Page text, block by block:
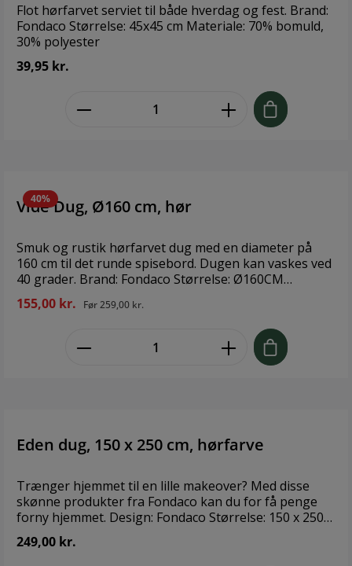
Flot hørfarvet serviet til både hverdag og fest. Brand:
Fondaco Størrelse: 45x45 cm Materiale: 70% bomuld,
30% polyester
39,95 kr.
40%
Vide Dug, Ø160 cm, hør
Smuk og rustik hørfarvet dug med en diameter på
160 cm til det runde spisebord. Dugen kan vaskes ved
40 grader. Brand: Fondaco Størrelse: Ø160CM
Materiale: 90% genanvendt bomuld, 10% genanvendt
polyester
155,00 kr. Før259,00 kr.
Eden dug, 150 x 250 cm, hørfarve
Trænger hjemmet til en lille makeover? Med disse
skønne produkter fra Fondaco kan du for få penge
forny hjemmet. Design: Fondaco Størrelse: 150 x 250
cm Materiale: 100 % Bomuld Vaskeanvisning: 60°
249,00 kr.